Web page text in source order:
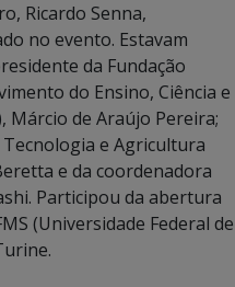
Ricardo Senna,
no evento. Estavam
da Fundação
do Ensino, Ciência e
Márcio de Araújo Pereira;
e Agricultura
e da coordenadora
Participou da abertura
(Universidade Federal de